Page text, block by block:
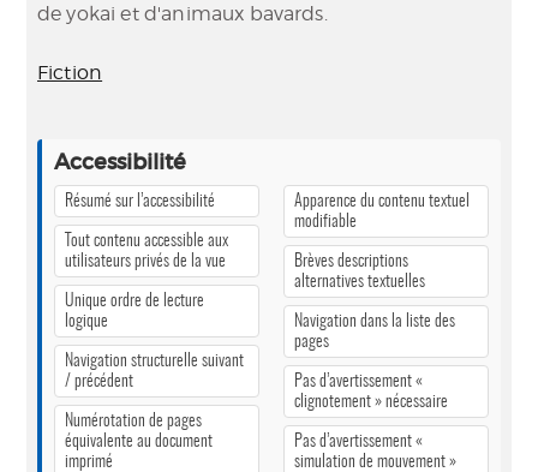
de yokai et d'animaux bavards.
Fiction
Accessibilité
Résumé sur l’accessibilité
Tout contenu accessible aux
utilisateurs privés de la vue
Unique ordre de lecture
logique
Navigation structurelle suivant
/ précédent
Numérotation de pages
équivalente au document
imprimé
Apparence du contenu textuel
modifiable
Brèves descriptions
alternatives textuelles
Navigation dans la liste des
pages
Pas d’avertissement «
clignotement » nécessaire
Pas d’avertissement «
simulation de mouvement »